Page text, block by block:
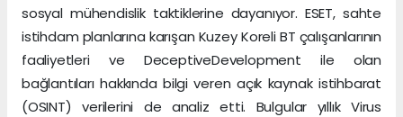
sosyal mühendislik taktiklerine dayanıyor. ESET, sahte
istihdam planlarına karışan Kuzey Koreli BT çalışanlarının
faaliyetleri ve DeceptiveDevelopment ile olan
bağlantıları hakkında bilgi veren açık kaynak istihbarat
(OSINT) verilerini de analiz etti. Bulgular yıllık Virus